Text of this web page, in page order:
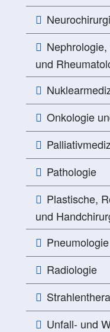
und
Onkologie
Pathologie
Plastische,
und
Pneumologie
Radiologie
Unfall- und